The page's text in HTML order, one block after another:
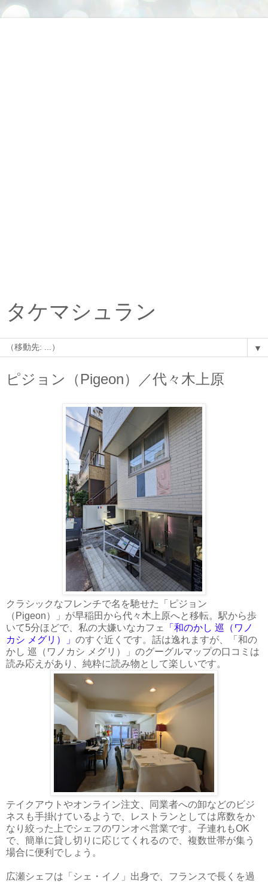
タケマシュラン
▼
ピジョン（Pigeon）／代々木上原
クラシックなフレンチで名を馳せた「ピジョン
（Pigeon）」が早稲田から代々木上原へと移転。駅から歩
いて5分ほどで、私の大嫌いなカフェ
「和のかし 巡（ワノ
カシ メグリ）」 のすぐ近くです。話は逸れますが、「和の
かし 巡（ワノカシ メグリ）」のグーグルマップの口コミは
読み応えがあり、純粋に読み物として楽しいです。
テイクアウトやオンライン注文、同業者への卸などのビジ
ネスも手掛けているようで、レストランとしては席数をか
なり絞った上でシェフのワンオペ営業です。子連れもOK
で、簡単に貸し切りに応じてくれるので、複数世帯が集う
場合に便利でしょう。
広瀬シェフは「シェ・イノ」出身で、フランスで長くを過